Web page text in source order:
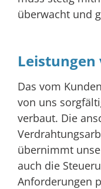
überwacht und
Das vom
von uns
verbaut. Die
übernimmt
auch die
Anforderungen